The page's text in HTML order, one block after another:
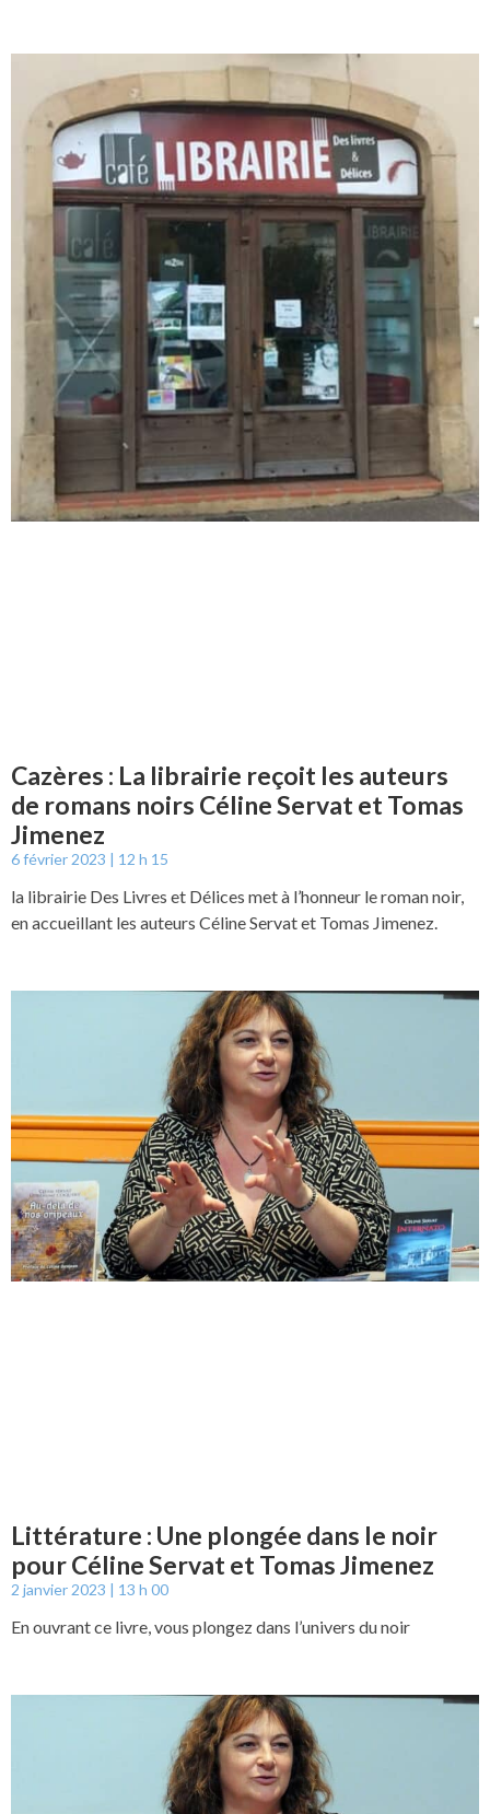
Cazères : La librairie reçoit les auteurs
de romans noirs Céline Servat et Tomas
Jimenez
6 février 2023 12 h 15
la librairie Des Livres et Délices met à l’honneur le roman noir,
en accueillant les auteurs Céline Servat et Tomas Jimenez.
Littérature : Une plongée dans le noir
pour Céline Servat et Tomas Jimenez
2 janvier 2023 13 h 00
En ouvrant ce livre, vous plongez dans l’univers du noir